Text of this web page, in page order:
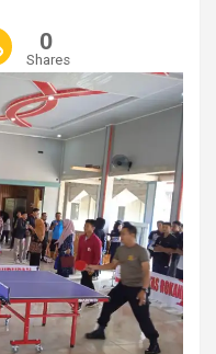
0
Shares